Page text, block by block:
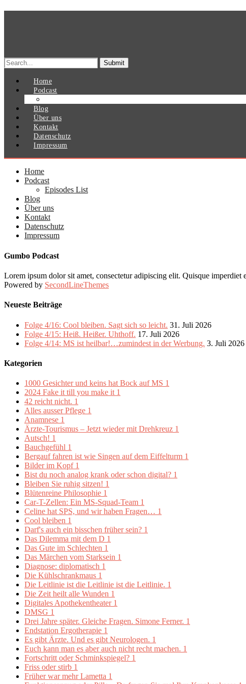
Search
for:
Home
Podcast
Blog
Über uns
Kontakt
Datenschutz
Impressum
Home
Podcast
Episodes List
Blog
Über uns
Kontakt
Datenschutz
Impressum
Gumbo Podcast
Lorem ipsum dolor sit amet, consectetur adipiscing elit. Quisque imperdiet
Powered by SecondLineThemes
Neueste Beiträge
Folge 4/16: Cool bleiben. Sagt sich so leicht. 31. Juli 2026
Folge 4/15: Heiß. Heißer. Uhthoff. 17. Juli 2026
Folge 4/14: MS ist heilbar!…zumindest in der Werbung. 3. Juli 2026
Kategorien
1000 Gesichter und keins hat Bock auf MS 1
2024 Fake it till you make it 1
42 reicht nicht. 1
Alles ausser Pflege 1
Anamnese 1
Ärzte-Tourismus – Jetzt wieder mit Drehkreuz 1
Autsch! 1
Bauchgefühl 1
Bergauf fahren ist wie Singen auf dem Eiffelturm 1
Bilder im Kopf 1
Bist du noch analog krank oder schon digital? 1
Bleiben Sie ruhig sitzen! 1
Blütenreine Philosophie 1
Car-T-Zellen: Ein MS-Squad-Team 1
Celine hat SPS, und wir haben Fragen… 1
Cool bleiben 1
Darf's auch ein bisschen früher sein? 1
Das Dilemma mit dem D 1
Das Gute im Schlechten 1
Das Märchen vom Starksein 1
Diagnose: diplomatisch 1
Die Kühlschrankmaus 1
Die Leitlinie ist die Leitlinie ist die Leitlinie. 1
Die Zeit heilt alle Wunden 1
Digitales Apothekentheater 1
DMSG 1
Drei Jahre später. Gleiche Fragen. Simone Ferner. 1
Endstation Ergotherapie 1
Es gibt Ärzte. Und es gibt Neurologen. 1
Euch kann man es aber auch nicht recht machen. 1
Fortschritt oder Schminkspiegel? 1
Friss oder stirb 1
Früher war mehr Lametta 1